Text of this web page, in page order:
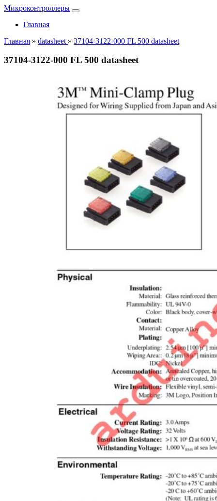
Микроконтроллеры
Главная
Главная » datasheet » 37104-3122-000 FL 500 datasheet
37104-3122-000 FL 500 datasheet